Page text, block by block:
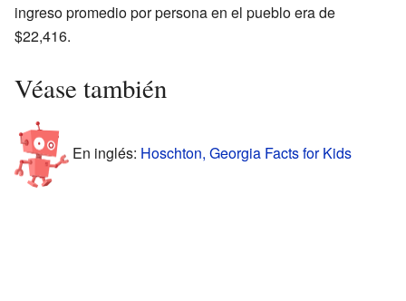
ingreso promedio por persona en el pueblo era de
$22,416.
Véase también
En inglés: Hoschton, Georgia Facts for Kids